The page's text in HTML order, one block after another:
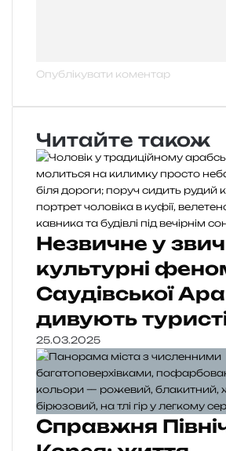
Читайте також
Незвичне у
культурні
Саудівської
дивують
25.03.2025
Справжня